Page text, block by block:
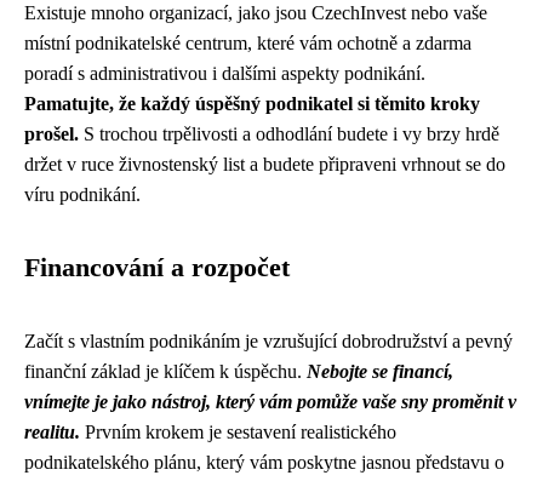
Existuje mnoho organizací, jako jsou CzechInvest nebo vaše
místní podnikatelské centrum, které vám ochotně a zdarma
poradí s administrativou i dalšími aspekty podnikání.
Pamatujte, že každý úspěšný podnikatel si těmito kroky
prošel. S trochou trpělivosti a odhodlání budete i vy brzy hrdě
držet v ruce živnostenský list a budete připraveni vrhnout se do
víru podnikání.
Financování a rozpočet
Začít s vlastním podnikáním je vzrušující dobrodružství a pevný
finanční základ je klíčem k úspěchu. Nebojte se financí,
vnímejte je jako nástroj, který vám pomůže vaše sny proměnit v
realitu. Prvním krokem je sestavení realistického
podnikatelského plánu, který vám poskytne jasnou představu o